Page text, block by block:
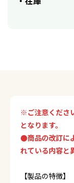
※ご注意くださ
となります。
●商品の改訂に
れている内容と
【製品の特徴】